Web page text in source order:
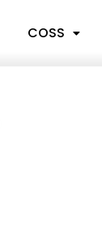
COSS